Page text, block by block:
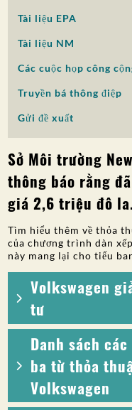
SỰ THAM GIA CỦA CÔNG
Tìm kiếm:
Tài liệu EPA
Tài liệu NM
Các cuộc họp công
Truyền bá thông điệp
Gửi đề xuất
Sở Môi trường
thông báo rằng
giá 2,6 triệu đô
Tìm hiểu thêm về thỏa
của chương trình dàn
này mang lại cho tiểu
Volkswagen
tư
Danh sách
ba từ thỏa
Volkswagen